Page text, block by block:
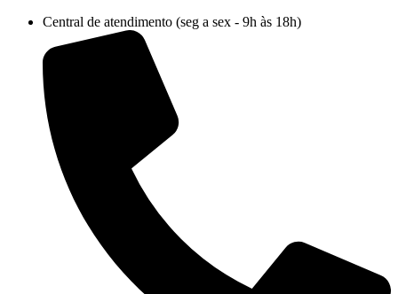
conteúdo
Central de atendimento (seg a sex - 9h às 18h)